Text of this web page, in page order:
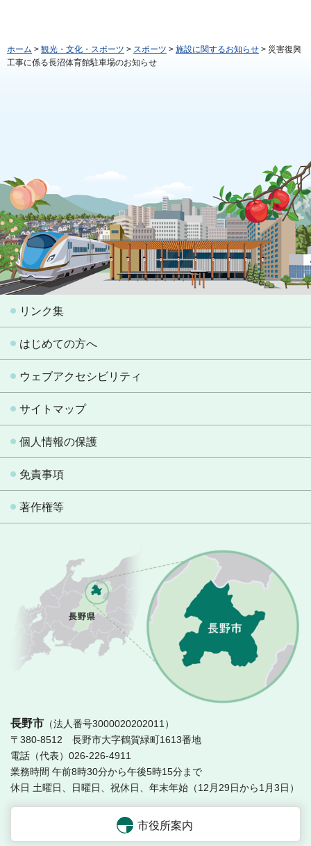
ホーム > 観光・文化・スポーツ > スポーツ > 施設に関するお知らせ > 災害復興
工事に係る長沼体育館駐車場のお知らせ
リンク集
はじめての方へ
ウェブアクセシビリティ
サイトマップ
個人情報の保護
免責事項
著作権等
長野市 （法人番号3000020202011）
〒380-8512 長野市大字鶴賀緑町1613番地
電話（代表）026-226-4911
業務時間 午前8時30分から午後5時15分まで
休日 土曜日、日曜日、祝休日、年末年始（12月29日から1月3日）
市役所案内